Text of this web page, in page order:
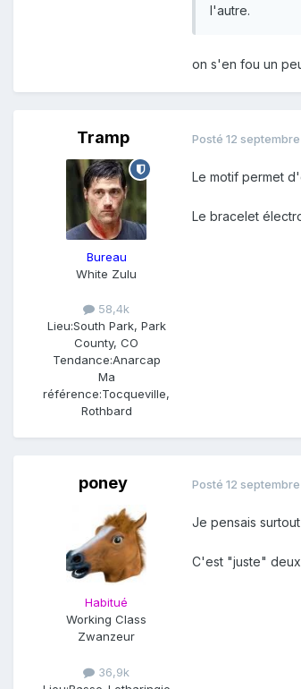
l'autre.
on s'en fou un
Tramp
Bureau
White Zulu
58,4k
Lieu:South Park, Park
County, CO
Tendance:Anarcap
Ma
référence:Tocqueville,
Rothbard
Posté 12
Le motif permet
Le bracelet
poney
Habitué
Working Class
Zwanzeur
36,9k
Posté 12
Je pensais
C'est "juste"